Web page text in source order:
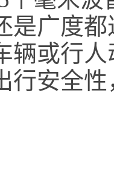
是广度
辆或行
行安全性